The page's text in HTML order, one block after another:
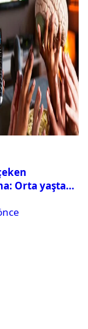
Orta yaşta